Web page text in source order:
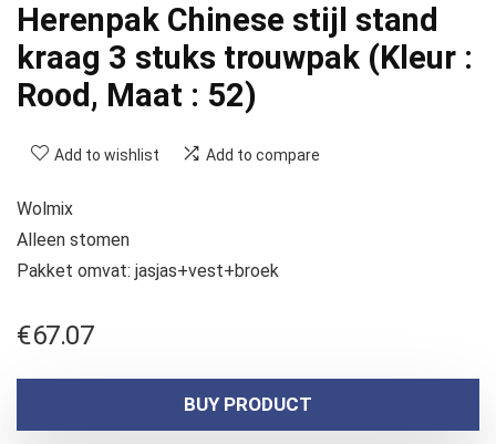
Herenpak Chinese stijl stand
kraag 3 stuks trouwpak (Kleur :
Rood, Maat : 52)
Add to wishlist Add to compare
Wolmix
Alleen stomen
Pakket omvat: jasjas+vest+broek
€67.07
BUY PRODUCT